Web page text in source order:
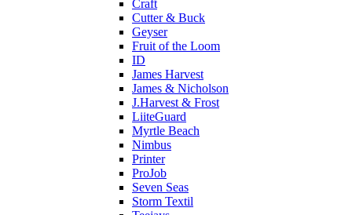
Craft
Cutter & Buck
Geyser
Fruit of the Loom
ID
James Harvest
James & Nicholson
J.Harvest & Frost
LiiteGuard
Myrtle Beach
Nimbus
Printer
ProJob
Seven Seas
Storm Textil